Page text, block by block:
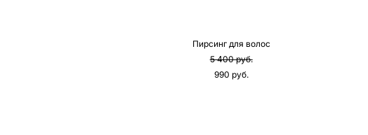
Пирсинг для волос
5 400 pуб.
990 pуб.